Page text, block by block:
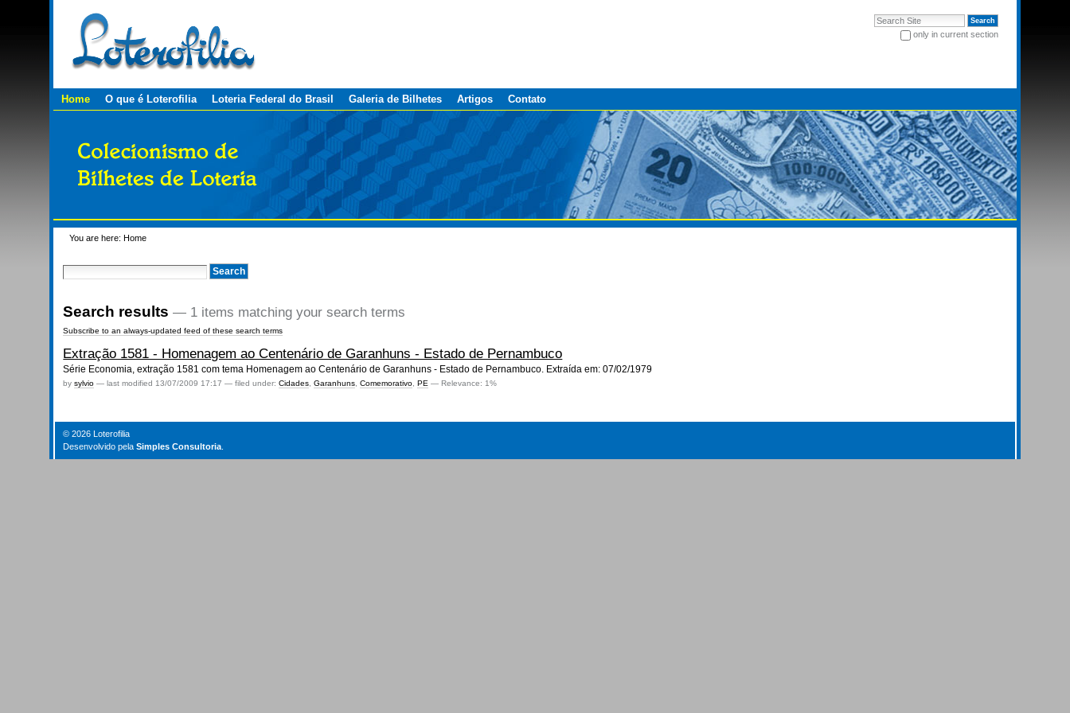
content.
Search Site
only in current section
Home O que é Loterofilia Loteria Federal do Brasil Galeria de Bilhetes Artigos Contato
You are here: Home
Search results— 1 items matching your search terms
Subscribe to an always-updated feed of these search terms
Extração 1581 - Homenagem ao Centenário de Garanhuns - Estado de Pernambuco
Série Economia, extração 1581 com tema Homenagem ao Centenário de Garanhuns - Estado de Pernambuco. Extraída em: 07/02/1979
bysylvio —last modified13/07/2009 17:17— filed under:Cidades,Garanhuns,Comemorativo,PE — Relevance: 1%
© 2026 Loterofilia
Desenvolvido pelaSimples Consultoria